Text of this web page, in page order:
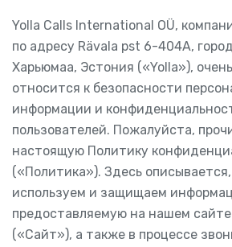
Yolla Calls International OÜ,
по адресу Rävala pst 6-404A,
Харьюмаа, Эстония («Yolla»),
относится к безопасности
информации и
пользователей. Пожалуйста,
настоящую Политику
(«Политика»). Здесь
используем и защищаем
предоставляемую на нашем сайте
(«Сайт»), а также в процессе